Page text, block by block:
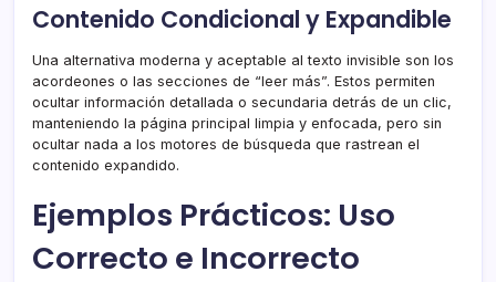
Contenido Condicional y Expandible
Una alternativa moderna y aceptable al texto invisible son los
acordeones o las secciones de “leer más”. Estos permiten
ocultar información detallada o secundaria detrás de un clic,
manteniendo la página principal limpia y enfocada, pero sin
ocultar nada a los motores de búsqueda que rastrean el
contenido expandido.
Ejemplos Prácticos: Uso
Correcto e Incorrecto